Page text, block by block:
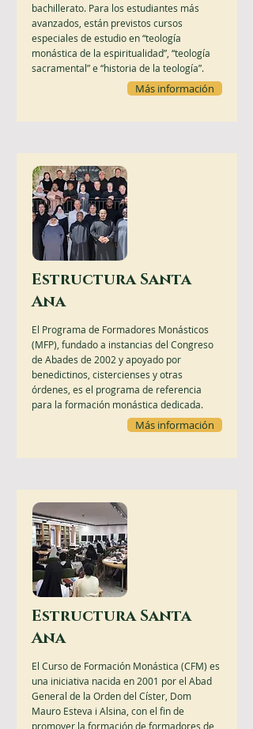
bachillerato. Para los estudiantes más
avanzados, están previstos cursos
especiales de estudio en “teología
monástica de la espiritualidad”, “teología
sacramental” e “historia de la teología”.
Más información
Estructura Santa
Ana
El Programa de Formadores Monásticos
(MFP), fundado a instancias del Congreso
de Abades de 2002 y apoyado por
benedictinos, cistercienses y otras
órdenes, es el programa de referencia
para la formación monástica dedicada.
Más información
Estructura Santa
Ana
El Curso de Formación Monástica (CFM) es
una iniciativa nacida en 2001 por el Abad
General de la Orden del Císter, Dom
Mauro Esteva i Alsina, con el fin de
promover la formación de formadores de